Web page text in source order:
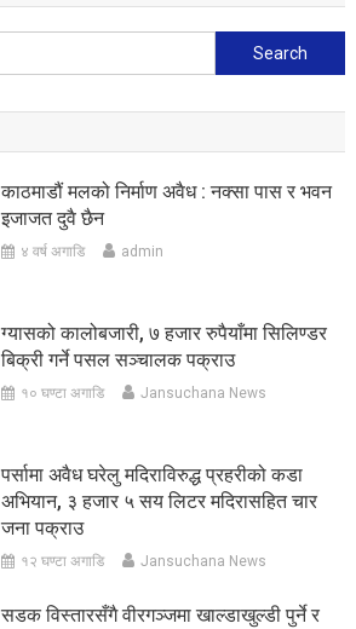
Search
for:
काठमाडौं मलको निर्माण अवैध : नक्सा पास र भवन
इजाजत दुवै छैन
४ वर्ष अगाडि admin
ग्यासको कालोबजारी, ७ हजार रुपैयाँमा सिलिण्डर
बिक्री गर्ने पसल सञ्चालक पक्राउ
१० घण्टा अगाडि Jansuchana News
पर्सामा अवैध घरेलु मदिराविरुद्ध प्रहरीको कडा
अभियान, ३ हजार ५ सय लिटर मदिरासहित चार
जना पक्राउ
१२ घण्टा अगाडि Jansuchana News
सडक विस्तारसँगै वीरगञ्जमा खाल्डाखुल्डी पुर्ने र